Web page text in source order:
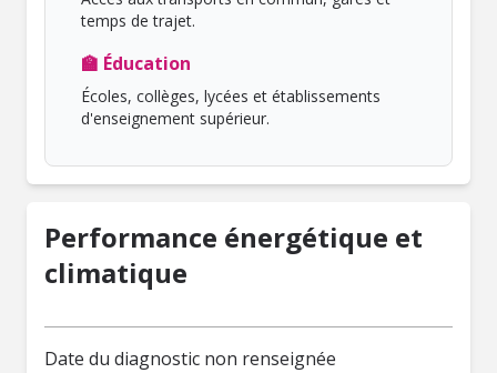
temps de trajet.
🏫 Éducation
Écoles, collèges, lycées et établissements
d'enseignement supérieur.
Performance énergétique et
climatique
Date du diagnostic non renseignée